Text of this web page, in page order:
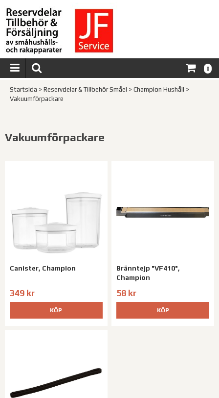
0
Startsida > Reservdelar & Tillbehör Småel > Champion Hushåll
>
Vakuumförpackare
Vakuumförpackare
Canister, Champion
349 kr
KÖP
Bränntejp "VF410",
Champion
58 kr
KÖP